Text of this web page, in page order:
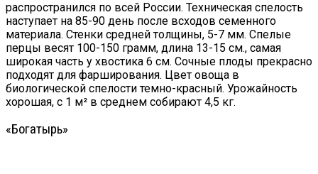
распространился по всей России. Техническая спелость
наступает на 85-90 день после всходов семенного
материала. Стенки средней толщины, 5-7 мм. Спелые
перцы весят 100-150 грамм, длина 13-15 см., самая
широкая часть у хвостика 6 см. Сочные плоды прекрасно
подходят для фарширования. Цвет овоща в
биологической спелости темно-красный. Урожайность
хорошая, с 1 м² в среднем собирают 4,5 кг.
«Богатырь»